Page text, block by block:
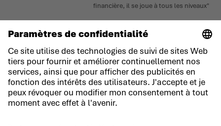
financière, il se joue à tous les niveaux"
UNE NOUVELLE ÈRE : 100 ANS DE
LOWA